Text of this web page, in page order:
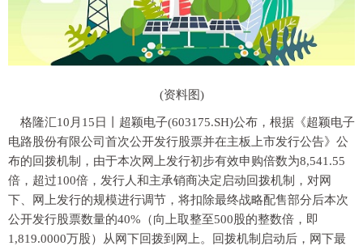
(资料图)
格隆汇10月15日丨超颖电子(603175.SH)公布，根据《超颖电子
电路股份有限公司首次公开发行股票并在主板上市发行公告》公
布的回拨机制，由于本次网上发行初步有效申购倍数为8,541.55
倍，超过100倍，发行人和主承销商决定启动回拨机制，对网
下、网上发行的规模进行调节，将扣除最终战略配售部分后本次
公开发行股票数量的40%（向上取整至500股的整数倍，即
1,819.0000万股）从网下回拨到网上。回拨机制启动后，网下最